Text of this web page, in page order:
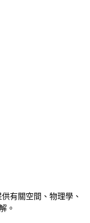
有關空間、物理學、
。